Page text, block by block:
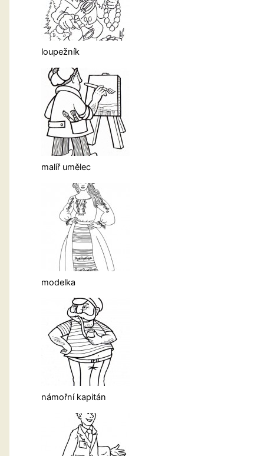
loupežník
malíř umělec
modelka
námořní kapitán